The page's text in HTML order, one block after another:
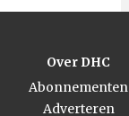
Over DHC
Abonnementen
Adverteren